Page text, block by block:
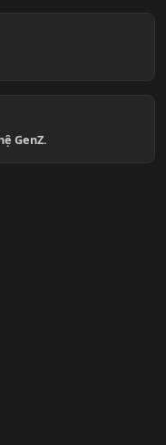
GenZ.